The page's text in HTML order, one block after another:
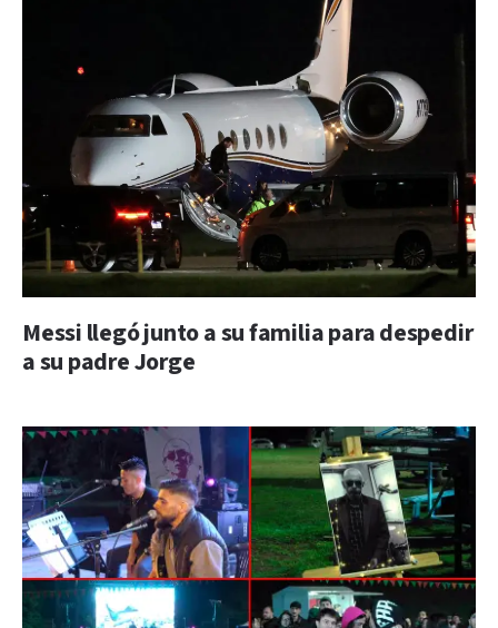
Messi llegó junto a su familia para despedir
a su padre Jorge